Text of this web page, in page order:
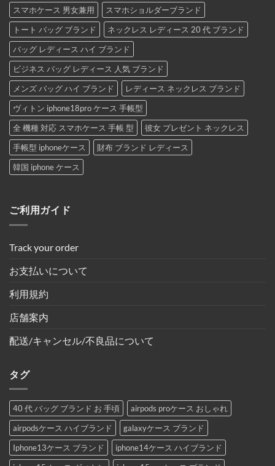
スマホケース 男女兼用
スマホショルダーブランド
トート バッグ ブランド
ネックレス レディース 20 代 ブランド
バッグ レディース ハイ ブランド
ビジネス バッグ レディース 人気 ブランド
メンズ バッグ ハイ ブランド
レディース ネックレス ブランド
ヴィトン iphone18pro ケース 手帳型
全 機種 対応 スマホケース 手帳 型
彼女 プレゼント ネックレス
手帳型 iphoneケース
財布 ブランド レディース
韓国 iphone ケース
ご利用ガイド
Track your order
お支払いについて
利用規約
店舗案内
配送/キャンセル/不良品について
タグ
40 代 バッグ ブランド お 手頃
airpods proケース おしゃれ
airpodsケース ハイブランド
galaxyケース ブランド
Iphone13ケース ブランド
iphone14ケース ハイブランド